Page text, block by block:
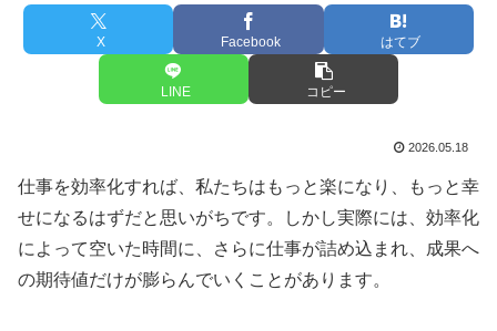
X Facebook はてブ
LINE コピー
2026.05.18
仕事を効率化すれば、私たちはもっと楽になり、もっと幸
せになるはずだと思いがちです。しかし実際には、効率化
によって空いた時間に、さらに仕事が詰め込まれ、成果へ
の期待値だけが膨らんでいくことがあります。